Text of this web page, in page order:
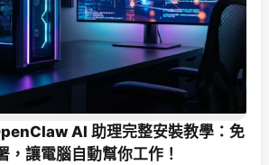
AI 助理完整安裝教學：免
，讓電腦自動幫你工作！